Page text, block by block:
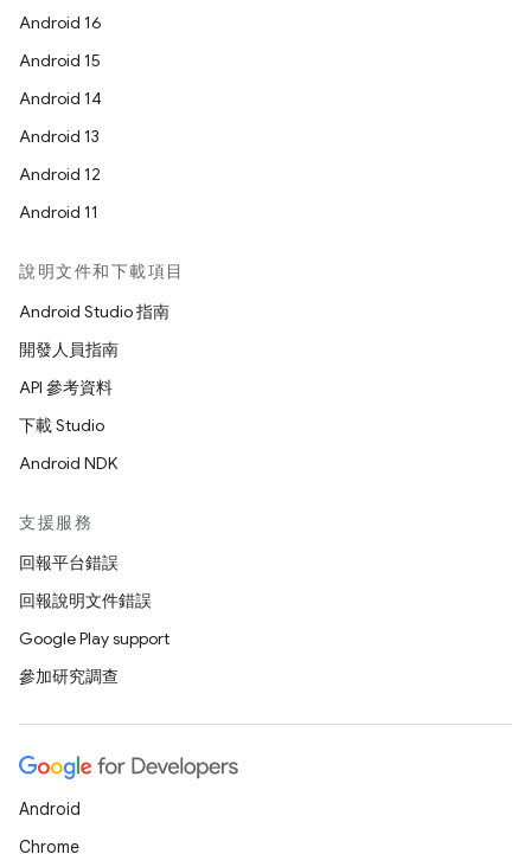
Android 16
Android 15
Android 14
Android 13
Android 12
Android 11
說明文件和下載項目
Android Studio 指南
開發人員指南
API 參考資料
下載 Studio
Android NDK
支援服務
回報平台錯誤
回報說明文件錯誤
Google Play support
參加研究調查
Android
Chrome